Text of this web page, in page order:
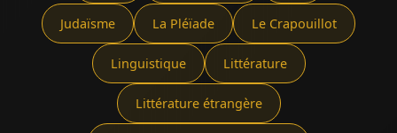
Judaïsme La Pléïade Le Crapouillot
Linguistique Littérature
Littérature étrangère